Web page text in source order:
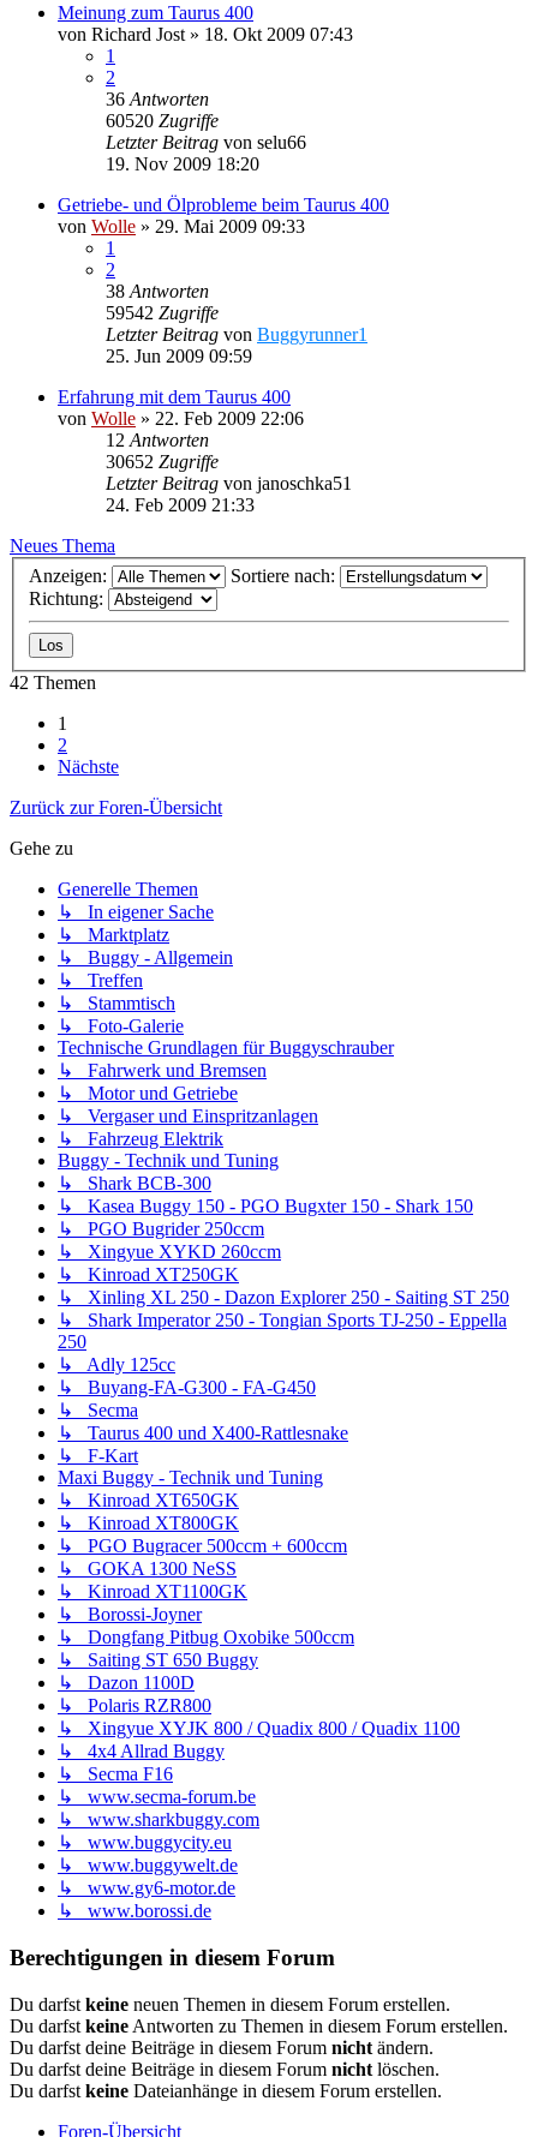
Meinung zum Taurus 400
von Richard Jost » 18. Okt 2009 07:43
1
2
36 Antworten
60520 Zugriffe
Letzter Beitrag von selu66
19. Nov 2009 18:20
Getriebe- und Ölprobleme beim Taurus 400
von Wolle » 29. Mai 2009 09:33
1
2
38 Antworten
59542 Zugriffe
Letzter Beitrag von Buggyrunner1
25. Jun 2009 09:59
Erfahrung mit dem Taurus 400
von Wolle » 22. Feb 2009 22:06
12 Antworten
30652 Zugriffe
Letzter Beitrag von janoschka51
24. Feb 2009 21:33
Neues Thema
Anzeigen:
Sortiere nach:
Richtung:
42 Themen
1
2
Nächste
Zurück zur Foren-Übersicht
Gehe zu
Generelle Themen
↳ In eigener Sache
↳ Marktplatz
↳ Buggy - Allgemein
↳ Treffen
↳ Stammtisch
↳ Foto-Galerie
Technische Grundlagen für Buggyschrauber
↳ Fahrwerk und Bremsen
↳ Motor und Getriebe
↳ Vergaser und Einspritzanlagen
↳ Fahrzeug Elektrik
Buggy - Technik und Tuning
↳ Shark BCB-300
↳ Kasea Buggy 150 - PGO Bugxter 150 - Shark 150
↳ PGO Bugrider 250ccm
↳ Xingyue XYKD 260ccm
↳ Kinroad XT250GK
↳ Xinling XL 250 - Dazon Explorer 250 - Saiting ST 250
↳ Shark Imperator 250 - Tongian Sports TJ-250 - Eppella
250
↳ Adly 125cc
↳ Buyang-FA-G300 - FA-G450
↳ Secma
↳ Taurus 400 und X400-Rattlesnake
↳ F-Kart
Maxi Buggy - Technik und Tuning
↳ Kinroad XT650GK
↳ Kinroad XT800GK
↳ PGO Bugracer 500ccm + 600ccm
↳ GOKA 1300 NeSS
↳ Kinroad XT1100GK
↳ Borossi-Joyner
↳ Dongfang Pitbug Oxobike 500ccm
↳ Saiting ST 650 Buggy
↳ Dazon 1100D
↳ Polaris RZR800
↳ Xingyue XYJK 800 / Quadix 800 / Quadix 1100
↳ 4x4 Allrad Buggy
↳ Secma F16
↳ www.secma-forum.be
↳ www.sharkbuggy.com
↳ www.buggycity.eu
↳ www.buggywelt.de
↳ www.gy6-motor.de
↳ www.borossi.de
Berechtigungen in diesem Forum
Du darfst keine neuen Themen in diesem Forum erstellen.
Du darfst keine Antworten zu Themen in diesem Forum erstellen.
Du darfst deine Beiträge in diesem Forum nicht ändern.
Du darfst deine Beiträge in diesem Forum nicht löschen.
Du darfst keine Dateianhänge in diesem Forum erstellen.
Foren-Übersicht